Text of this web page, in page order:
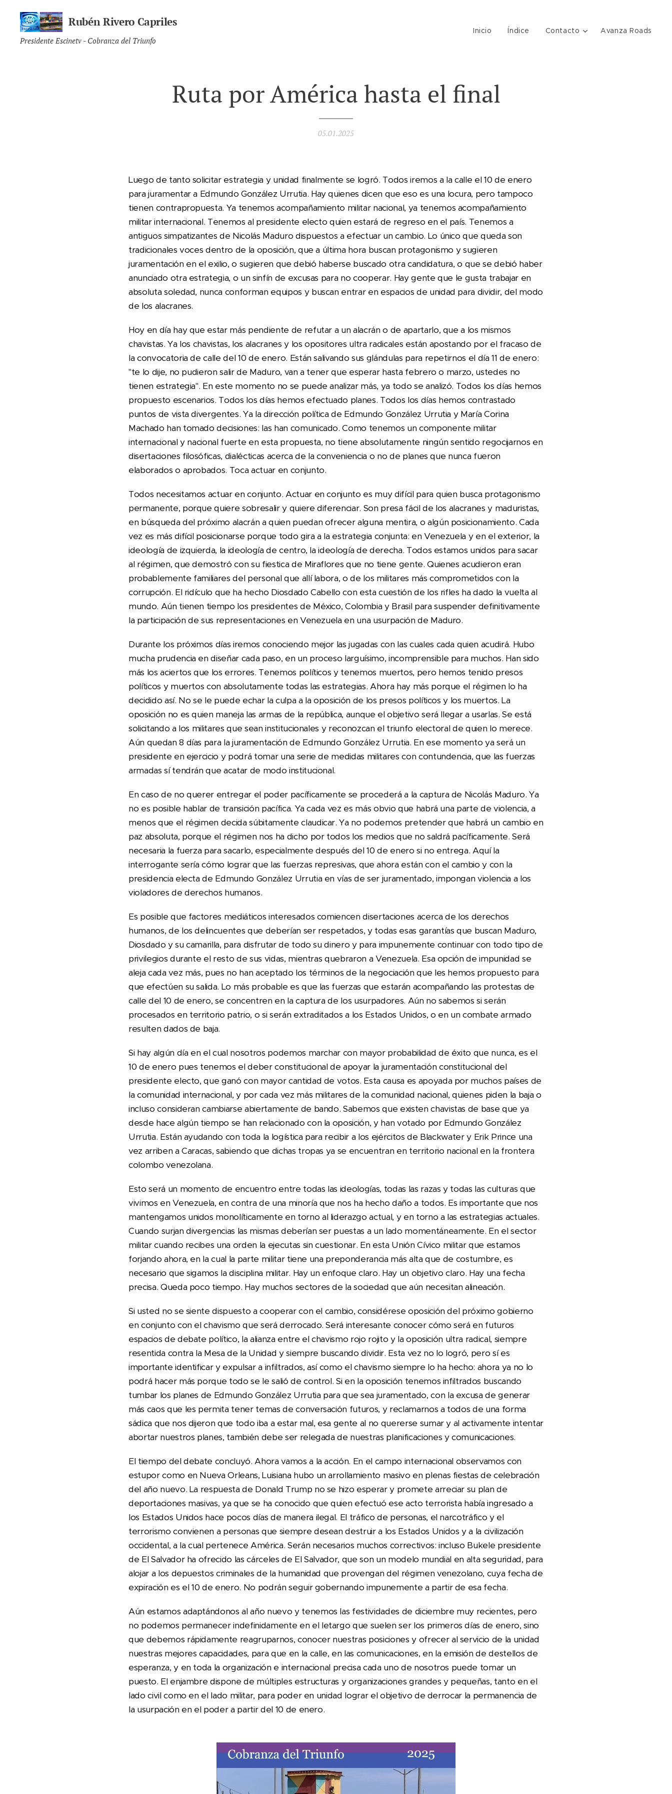
Rubén Rivero Capriles
Presidente Escinetv - Cobranza del Triunfo
Inicio Índice Contacto Avanza Roads
Ruta por América hasta el final
05.01.2025
Luego de tanto solicitar estrategia y unidad finalmente se logró. Todos iremos a la calle el 10 de enero
para juramentar a Edmundo González Urrutia. Hay quienes dicen que eso es una locura, pero tampoco
tienen contrapropuesta. Ya tenemos acompañamiento militar nacional, ya tenemos acompañamiento
militar internacional. Tenemos al presidente electo quien estará de regreso en el país. Tenemos a
antiguos simpatizantes de Nicolás Maduro dispuestos a efectuar un cambio. Lo único que queda son
tradicionales voces dentro de la oposición, que a última hora buscan protagonismo y sugieren
juramentación en el exilio, o sugieren que debió haberse buscado otra candidatura, o que se debió haber
anunciado otra estrategia, o un sinfín de excusas para no cooperar. Hay gente que le gusta trabajar en
absoluta soledad, nunca conforman equipos y buscan entrar en espacios de unidad para dividir, del modo
de los alacranes.
Hoy en día hay que estar más pendiente de refutar a un alacrán o de apartarlo, que a los mismos
chavistas. Ya los chavistas, los alacranes y los opositores ultra radicales están apostando por el fracaso de
la convocatoria de calle del 10 de enero. Están salivando sus glándulas para repetirnos el día 11 de enero:
"te lo dije, no pudieron salir de Maduro, van a tener que esperar hasta febrero o marzo, ustedes no
tienen estrategia". En este momento no se puede analizar más, ya todo se analizó. Todos los días hemos
propuesto escenarios. Todos los días hemos efectuado planes. Todos los días hemos contrastado
puntos de vista divergentes. Ya la dirección política de Edmundo González Urrutia y María Corina
Machado han tomado decisiones: las han comunicado. Como tenemos un componente militar
internacional y nacional fuerte en esta propuesta, no tiene absolutamente ningún sentido regocijarnos en
disertaciones filosóficas, dialécticas acerca de la conveniencia o no de planes que nunca fueron
elaborados o aprobados. Toca actuar en conjunto.
Todos necesitamos actuar en conjunto. Actuar en conjunto es muy difícil para quien busca protagonismo
permanente, porque quiere sobresalir y quiere diferenciar. Son presa fácil de los alacranes y maduristas,
en búsqueda del próximo alacrán a quien puedan ofrecer alguna mentira, o algún posicionamiento. Cada
vez es más difícil posicionarse porque todo gira a la estrategia conjunta: en Venezuela y en el exterior, la
ideología de izquierda, la ideología de centro, la ideología de derecha. Todos estamos unidos para sacar
al régimen, que demostró con su fiestica de Miraflores que no tiene gente. Quienes acudieron eran
probablemente familiares del personal que allí labora, o de los militares más comprometidos con la
corrupción. El ridículo que ha hecho Diosdado Cabello con esta cuestión de los rifles ha dado la vuelta al
mundo. Aún tienen tiempo los presidentes de México, Colombia y Brasil para suspender definitivamente
la participación de sus representaciones en Venezuela en una usurpación de Maduro.
Durante los próximos días iremos conociendo mejor las jugadas con las cuales cada quien acudirá. Hubo
mucha prudencia en diseñar cada paso, en un proceso larguísimo, incomprensible para muchos. Han sido
más los aciertos que los errores. Tenemos políticos y tenemos muertos, pero hemos tenido presos
políticos y muertos con absolutamente todas las estrategias. Ahora hay más porque el régimen lo ha
decidido así. No se le puede echar la culpa a la oposición de los presos políticos y los muertos. La
oposición no es quien maneja las armas de la república, aunque el objetivo será llegar a usarlas. Se está
solicitando a los militares que sean institucionales y reconozcan el triunfo electoral de quien lo merece.
Aún quedan 8 días para la juramentación de Edmundo González Urrutia. En ese momento ya será un
presidente en ejercicio y podrá tomar una serie de medidas militares con contundencia, que las fuerzas
armadas sí tendrán que acatar de modo institucional.
En caso de no querer entregar el poder pacíficamente se procederá a la captura de Nicolás Maduro. Ya
no es posible hablar de transición pacífica. Ya cada vez es más obvio que habrá una parte de violencia, a
menos que el régimen decida súbitamente claudicar. Ya no podemos pretender que habrá un cambio en
paz absoluta, porque el régimen nos ha dicho por todos los medios que no saldrá pacíficamente. Será
necesaria la fuerza para sacarlo, especialmente después del 10 de enero si no entrega. Aquí la
interrogante sería cómo lograr que las fuerzas represivas, que ahora están con el cambio y con la
presidencia electa de Edmundo González Urrutia en vías de ser juramentado, impongan violencia a los
violadores de derechos humanos.
Es posible que factores mediáticos interesados comiencen disertaciones acerca de los derechos
humanos, de los delincuentes que deberían ser respetados, y todas esas garantías que buscan Maduro,
Diosdado y su camarilla, para disfrutar de todo su dinero y para impunemente continuar con todo tipo de
privilegios durante el resto de sus vidas, mientras quebraron a Venezuela. Esa opción de impunidad se
aleja cada vez más, pues no han aceptado los términos de la negociación que les hemos propuesto para
que efectúen su salida. Lo más probable es que las fuerzas que estarán acompañando las protestas de
calle del 10 de enero, se concentren en la captura de los usurpadores. Aún no sabemos si serán
procesados en territorio patrio, o si serán extraditados a los Estados Unidos, o en un combate armado
resulten dados de baja.
Si hay algún día en el cual nosotros podemos marchar con mayor probabilidad de éxito que nunca, es el
10 de enero pues tenemos el deber constitucional de apoyar la juramentación constitucional del
presidente electo, que ganó con mayor cantidad de votos. Esta causa es apoyada por muchos países de
la comunidad internacional, y por cada vez más militares de la comunidad nacional, quienes piden la baja o
incluso consideran cambiarse abiertamente de bando. Sabemos que existen chavistas de base que ya
desde hace algún tiempo se han relacionado con la oposición, y han votado por Edmundo González
Urrutia. Están ayudando con toda la logística para recibir a los ejércitos de Blackwater y Erik Prince una
vez arriben a Caracas, sabiendo que dichas tropas ya se encuentran en territorio nacional en la frontera
colombo venezolana.
Esto será un momento de encuentro entre todas las ideologías, todas las razas y todas las culturas que
vivimos en Venezuela, en contra de una minoría que nos ha hecho daño a todos. Es importante que nos
mantengamos unidos monolíticamente en torno al liderazgo actual, y en torno a las estrategias actuales.
Cuando surjan divergencias las mismas deberían ser puestas a un lado momentáneamente. En el sector
militar cuando recibes una orden la ejecutas sin cuestionar. En esta Unión Cívico militar que estamos
forjando ahora, en la cual la parte militar tiene una preponderancia más alta que de costumbre, es
necesario que sigamos la disciplina militar. Hay un enfoque claro. Hay un objetivo claro. Hay una fecha
precisa. Queda poco tiempo. Hay muchos sectores de la sociedad que aún necesitan alineación.
Si usted no se siente dispuesto a cooperar con el cambio, considérese oposición del próximo gobierno
en conjunto con el chavismo que será derrocado. Será interesante conocer cómo será en futuros
espacios de debate político, la alianza entre el chavismo rojo rojito y la oposición ultra radical, siempre
resentida contra la Mesa de la Unidad y siempre buscando dividir. Esta vez no lo logró, pero sí es
importante identificar y expulsar a infiltrados, así como el chavismo siempre lo ha hecho: ahora ya no lo
podrá hacer más porque todo se le salió de control. Si en la oposición tenemos infiltrados buscando
tumbar los planes de Edmundo González Urrutia para que sea juramentado, con la excusa de generar
más caos que les permita tener temas de conversación futuros, y reclamarnos a todos de una forma
sádica que nos dijeron que todo iba a estar mal, esa gente al no quererse sumar y al activamente intentar
abortar nuestros planes, también debe ser relegada de nuestras planificaciones y comunicaciones.
El tiempo del debate concluyó. Ahora vamos a la acción. En el campo internacional observamos con
estupor como en Nueva Orleans, Luisiana hubo un arrollamiento masivo en plenas fiestas de celebración
del año nuevo. La respuesta de Donald Trump no se hizo esperar y promete arreciar su plan de
deportaciones masivas, ya que se ha conocido que quien efectuó ese acto terrorista había ingresado a
los Estados Unidos hace pocos días de manera ilegal. El tráfico de personas, el narcotráfico y el
terrorismo convienen a personas que siempre desean destruir a los Estados Unidos y a la civilización
occidental, a la cual pertenece América. Serán necesarios muchos correctivos: incluso Bukele presidente
de El Salvador ha ofrecido las cárceles de El Salvador, que son un modelo mundial en alta seguridad, para
alojar a los depuestos criminales de la humanidad que provengan del régimen venezolano, cuya fecha de
expiración es el 10 de enero. No podrán seguir gobernando impunemente a partir de esa fecha.
Aún estamos adaptándonos al año nuevo y tenemos las festividades de diciembre muy recientes, pero
no podemos permanecer indefinidamente en el letargo que suelen ser los primeros días de enero, sino
que debemos rápidamente reagruparnos, conocer nuestras posiciones y ofrecer al servicio de la unidad
nuestras mejores capacidades, para que en la calle, en las comunicaciones, en la emisión de destellos de
esperanza, y en toda la organización e internacional precisa cada uno de nosotros puede tomar un
puesto. El enjambre dispone de múltiples estructuras y organizaciones grandes y pequeñas, tanto en el
lado civil como en el lado militar, para poder en unidad lograr el objetivo de derrocar la permanencia de
la usurpación en el poder a partir del 10 de enero.